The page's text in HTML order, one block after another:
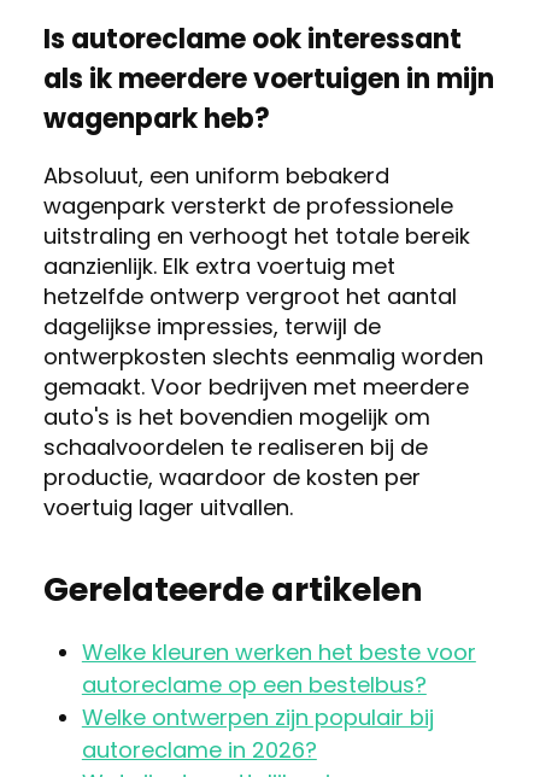
Is autoreclame ook interessant
als ik meerdere voertuigen in mijn
wagenpark heb?
Absoluut, een uniform bebakerd
wagenpark versterkt de professionele
uitstraling en verhoogt het totale bereik
aanzienlijk. Elk extra voertuig met
hetzelfde ontwerp vergroot het aantal
dagelijkse impressies, terwijl de
ontwerpkosten slechts eenmalig worden
gemaakt. Voor bedrijven met meerdere
auto's is het bovendien mogelijk om
schaalvoordelen te realiseren bij de
productie, waardoor de kosten per
voertuig lager uitvallen.
Gerelateerde artikelen
Welke kleuren werken het beste voor
autoreclame op een bestelbus?
Welke ontwerpen zijn populair bij
autoreclame in 2026?